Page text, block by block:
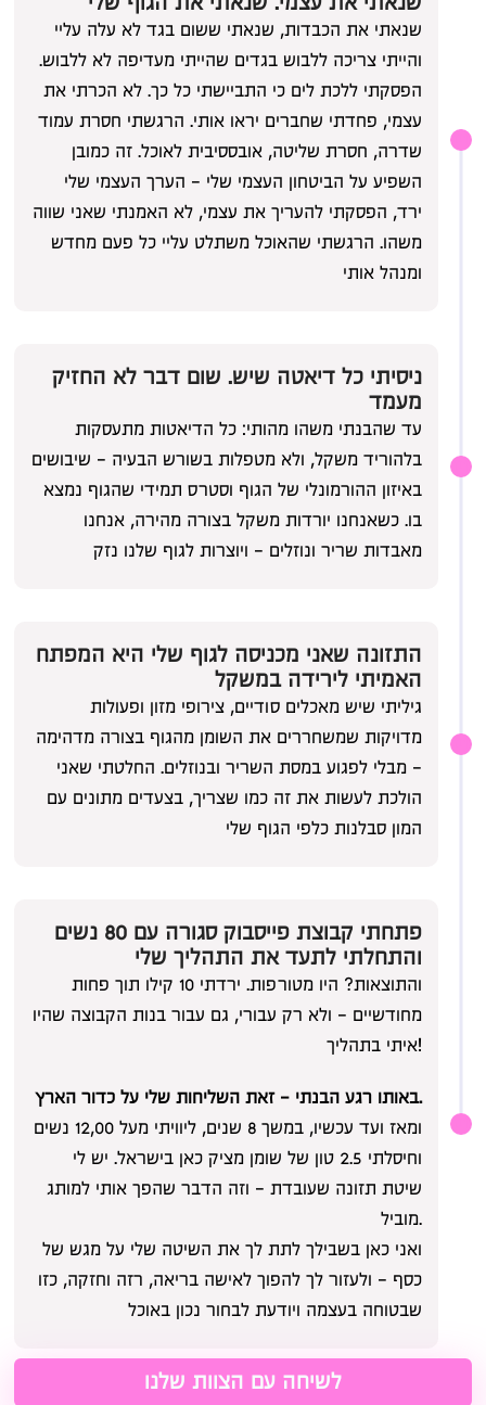
שנאתי את הכבדות, שנאתי ששום בגד לא עלה עליי
והייתי צריכה ללבוש בגדים שהייתי מעדיפה לא ללבוש.
הפסקתי ללכת לים כי התביישתי כל כך. לא הכרתי את
עצמי, פחדתי שחברים יראו אותי. הרגשתי חסרת עמוד
שדרה, חסרת שליטה, אובססיבית לאוכל. זה כמובן
השפיע על הביטחון העצמי שלי - הערך העצמי שלי
ירד, הפסקתי להעריך את עצמי, לא האמנתי שאני שווה
משהו. הרגשתי שהאוכל משתלט עליי כל פעם מחדש
ומנהל אותי
ניסיתי כל דיאטה שיש. שום דבר לא החזיק
מעמד
עד שהבנתי משהו מהותי: כל הדיאטות מתעסקות
בלהוריד משקל, ולא מטפלות בשורש הבעיה - שיבושים
באיזון ההורמונלי של הגוף וסטרס תמידי שהגוף נמצא
בו. כשאנחנו יורדות משקל בצורה מהירה, אנחנו
מאבדות שריר ונוזלים - ויוצרות לגוף שלנו נזק
התזונה שאני מכניסה לגוף שלי היא המפתח
האמיתי לירידה במשקל
גיליתי שיש מאכלים סודיים, צירופי מזון ופעולות
מדויקות שמשחררים את השומן מהגוף בצורה מדהימה
- מבלי לפגוע במסת השריר ובנוזלים. החלטתי שאני
הולכת לעשות את זה כמו שצריך, בצעדים מתונים עם
המון סבלנות כלפי הגוף שלי
פתחתי קבוצת פייסבוק סגורה עם 80 נשים
והתחלתי לתעד את התהליך שלי
והתוצאות? היו מטורפות. ירדתי 10 קילו תוך פחות
מחודשיים - ולא רק עבורי, גם עבור בנות הקבוצה שהיו
איתי בתהליך!
באותו רגע הבנתי - זאת השליחות שלי על כדור הארץ.
ומאז ועד עכשיו, במשך 8 שנים, ליוויתי מעל 12,00 נשים
וחיסלתי 2.5 טון של שומן מציק כאן בישראל. יש לי
שיטת תזונה שעובדת - וזה הדבר שהפך אותי למותג
מוביל.
ואני כאן בשבילך לתת לך את השיטה שלי על מגש של
כסף - ולעזור לך להפוך לאישה בריאה, רזה וחזקה, כזו
שבטוחה בעצמה ויודעת לבחור נכון באוכל
לשיחה עם הצוות שלנו